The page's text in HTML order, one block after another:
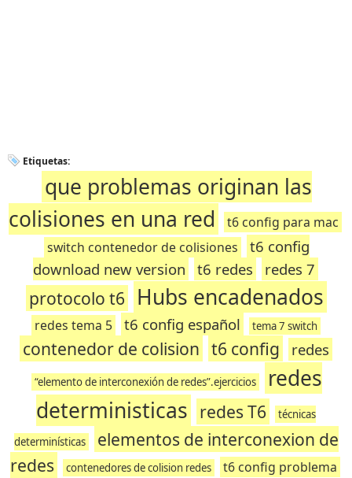
Etiquetas:
que problemas originan las
colisiones en una red
t6 config para mac
switch contenedor de colisiones
t6 config
download new version
t6 redes redes 7
protocolo t6 Hubs encadenados
redes tema 5 t6 config español tema 7 switch
contenedor de colision t6 config redes
“elemento de interconexión de redes”.ejercicios
redes
deterministicas redes T6
técnicas
determinísticas
elementos de interconexion de
redes
contenedores de colision redes t6 config problema